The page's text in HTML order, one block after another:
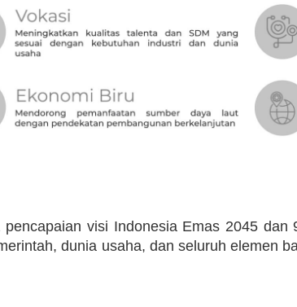
visi Indonesia Emas 2045 dan
dunia usaha, dan seluruh elemen